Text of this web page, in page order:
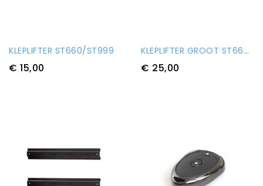
KLEPLIFTER ST660/ST999
€ 15,00
KLEPLIFTER GROOT ST660/ST999
€ 25,00